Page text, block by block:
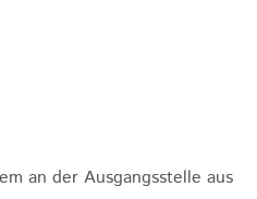
an der Ausgangsstelle aus